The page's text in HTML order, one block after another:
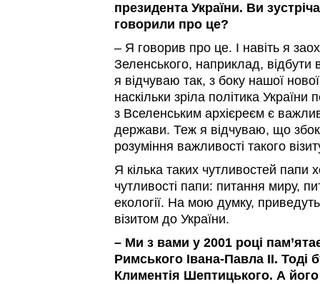
президента України. Ви
говорили про це?
– Я говорив про це. І навіть я
Зеленського, наприклад, відбути
я відчуваю так, з боку нашої
наскільки зріла політика
з Вселенським архієреєм є
держави. Теж я відчуваю, що
розуміння важливості такого
Я кілька таких чутливостей папи
чутливості папи: питання миру,
екології. На мою думку,
візитом до України.
– Ми з вами у 2001 році
Римського Івана-Павла ІІ. Тоді
Климентія Шептицького. А